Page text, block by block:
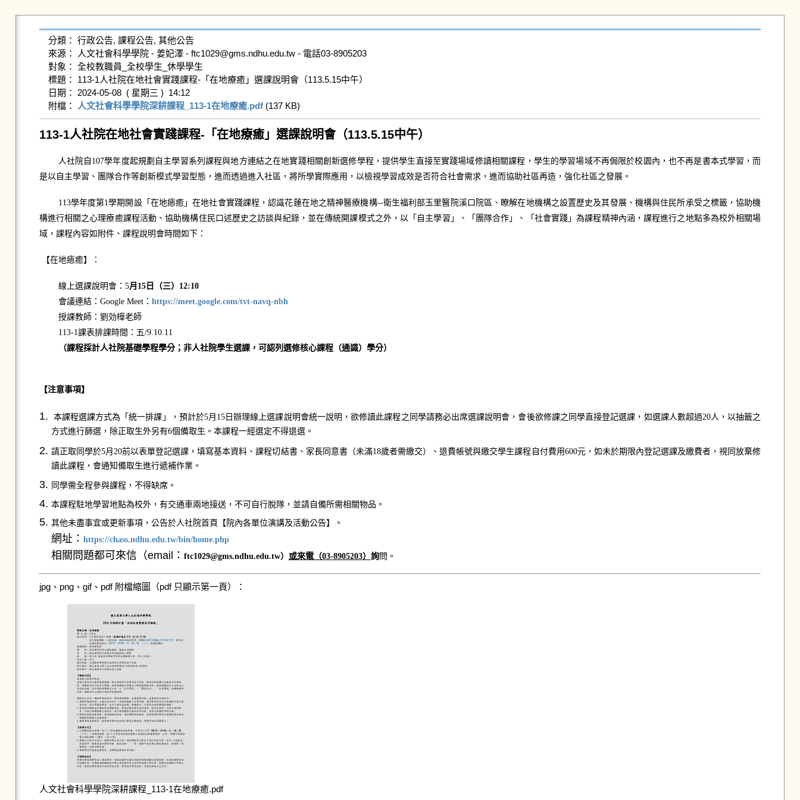
分類： 行政公告, 課程公告, 其他公告
來源： 人文社會科學學院 - 姜妃澤 - ftc1029@gms.ndhu.edu.tw - 電話03-8905203
對象： 全校教職員_全校學生_休學學生
標題： 113-1人社院在地社會實踐課程-「在地療癒」選課說明會（113.5.15中午）
日期： 2024-05-08  ( 星期三 )  14:12
附檔：
人文社會科學學院深耕課程_113-1在地療癒.pdf (137 KB)
113-1人社院在地社會實踐課程-「在地療癒」選課說明會（113.5.15中午）
人社院自107學年度起規劃自主學習系列課程與地方連結之在地實踐相關創新選修學程，提供學生直接至實踐場域修讀相關課程，學生的學習場域不再侷限於校園內，也不再是書本式學習，而
是以自主學習、團隊合作等創新模式學習型態，進而透過進入社區，將所學實際應用，以檢視學習成效是否符合社會需求，進而協助社區再造，強化社區之發展。
113學年度第1學期開設「在地瘱癒」在地社會實踐課程，認識花蓮在地之精神醫療機構--衛生福利部玉里醫院溪口院區、瞭解在地機構之設置歷史及其發展、機構與住民所承受之標籤，協助機
構進行相關之心理療癒課程活動、協助機構住民口述歷史之訪談與紀錄，並在傳統開課模式之外，以「自主學習」、「團隊合作」、「社會實踐」為課程精神內涵，課程進行之地點多為校外相關場
域，課程內容如附件、課程說明會時間如下：
【在地瘱癒】：
線上選課說明會：5月15日（三）12:10
會議連結：Google Meet： https://meet.google.com/tvt-navq-nbh
授課教師：劉効樺老師
113-1課表排課時間：五/9.10.11
（課程採計人社院基礎學程學分；非人社院學生選課，可認列選修核心課程（通識）學分）
【注意事項】
本課程選課方式為「統一排課」，預計於5月15日辦理線上選課說明會統一說明，欲修讀此課程之同學請務必出席選課說明會，會後欲修課之同學直接登記選課，如選課人數超過20人，以抽籤之
方式進行篩選，除正取生外另有6個備取生。本課程一經選定不得退選。
請正取同學於5月20前以表單登記選課，填寫基本資料、課程切結書、家長同意書（未滿18歲者需繳交）、退費帳號與繳交學生課程自付費用600元，如未於期限內登記選課及繳費者，視同放棄修
讀此課程，會通知備取生進行遞補作業。
同學需全程參與課程，不得缺席。
本課程駐地學習地點為校外，有交通車兩地接送，不可自行脫隊，並請自備所需相關物品。
其他未盡事宜或更新事項，公告於人社院首頁【院內各單位演講及活動公告】。
網址： https://chass.ndhu.edu.tw/bin/home.php
相關問題都可來信（email： ftc1029@gms.ndhu.edu.tw） 或來電（03-8905203） 詢問。
jpg、png、gif、pdf 附檔縮圖（pdf 只顯示第一頁）：
人文社會科學學院深耕課程_113-1在地療癒.pdf